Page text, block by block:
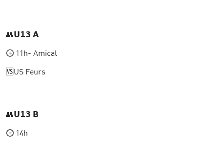
👥𝗨𝟭𝟯 𝗔
🕞 11h- Amical
🆚US Feurs
👥𝗨𝟭𝟯 𝗕
🕞 14h